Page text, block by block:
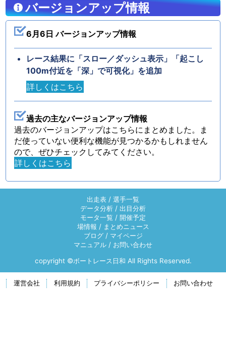
バージョンアップ情報
6月6日 バージョンアップ情報
レース結果に「スロー／ダッシュ表示」「起こし
100m付近を「深」で可視化」を追加
詳しくはこちら
過去の主なバージョンアップ情報
過去のバージョンアップはこちらにまとめました。ま
だ使っていない便利な機能が見つかるかもしれません
ので、ぜひチェックしてみてください。
詳しくはこちら
出走表 / 選手一覧
データ分析 / 出目分析
モータ一覧 / 開催予定
場情報 / まとめニュース
ブログ/ マイページ
マニュアル / お問い合わせ
copyright ©ボートレース日和 All Rights Reserved.
運営会社 利用規約 プライバシーポリシー お問い合わせ